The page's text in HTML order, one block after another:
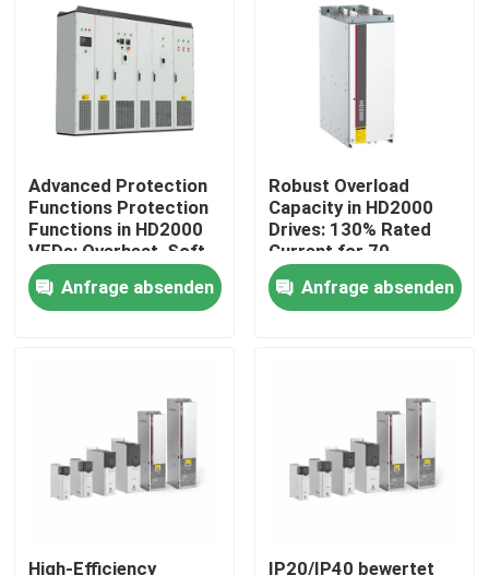
Über uns
Werksbesichtigung
Kontakt mit uns
Neuigkeiten
vfd variabler Frequenz-Antrieb
Variabler Frequenzwandler
Vektor-Frequenzumrichter
Advanced Protection
Functions Protection
Functions in HD2000
VFDs: Overheat, Soft-
Start, and IGBT Safety
Anfrage absenden
Robust Overload
Capacity in HD2000
Drives: 130% Rated
Current for 70
Seconds
Anfrage absenden
High-Efficiency
IP20/IP40 bewertet